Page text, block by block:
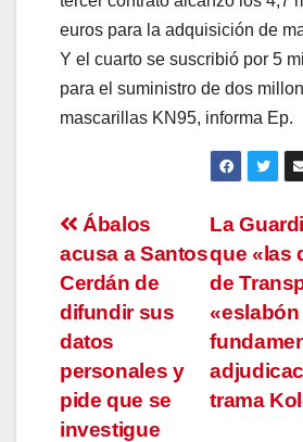
euros para la adquisición de
Y el cuarto se suscribió por 5
para el suministro de dos
mascarillas KN95, informa Ep.
Navegación
de
entradas
La
que «las
de
«eslabón
trama
Ábalos
acusa a Santos
Cerdán de
difundir sus
datos
personales y
pide que se
investigue